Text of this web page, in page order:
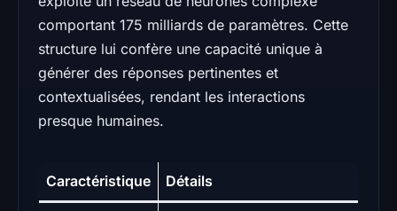
comportant 175 milliards de paramètres. Cette
structure lui confère une capacité unique à
générer des réponses pertinentes et
contextualisées, rendant les interactions
presque humaines.
Caractéristique Détails